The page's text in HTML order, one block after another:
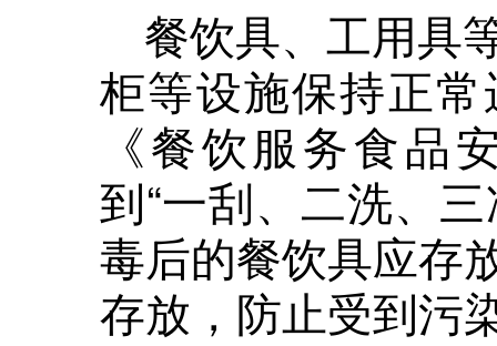
餐饮具、工用具
柜等设施保持正
《餐饮服务食品
到“一刮、二洗、
毒后的餐饮具应存
存放，防止受到污